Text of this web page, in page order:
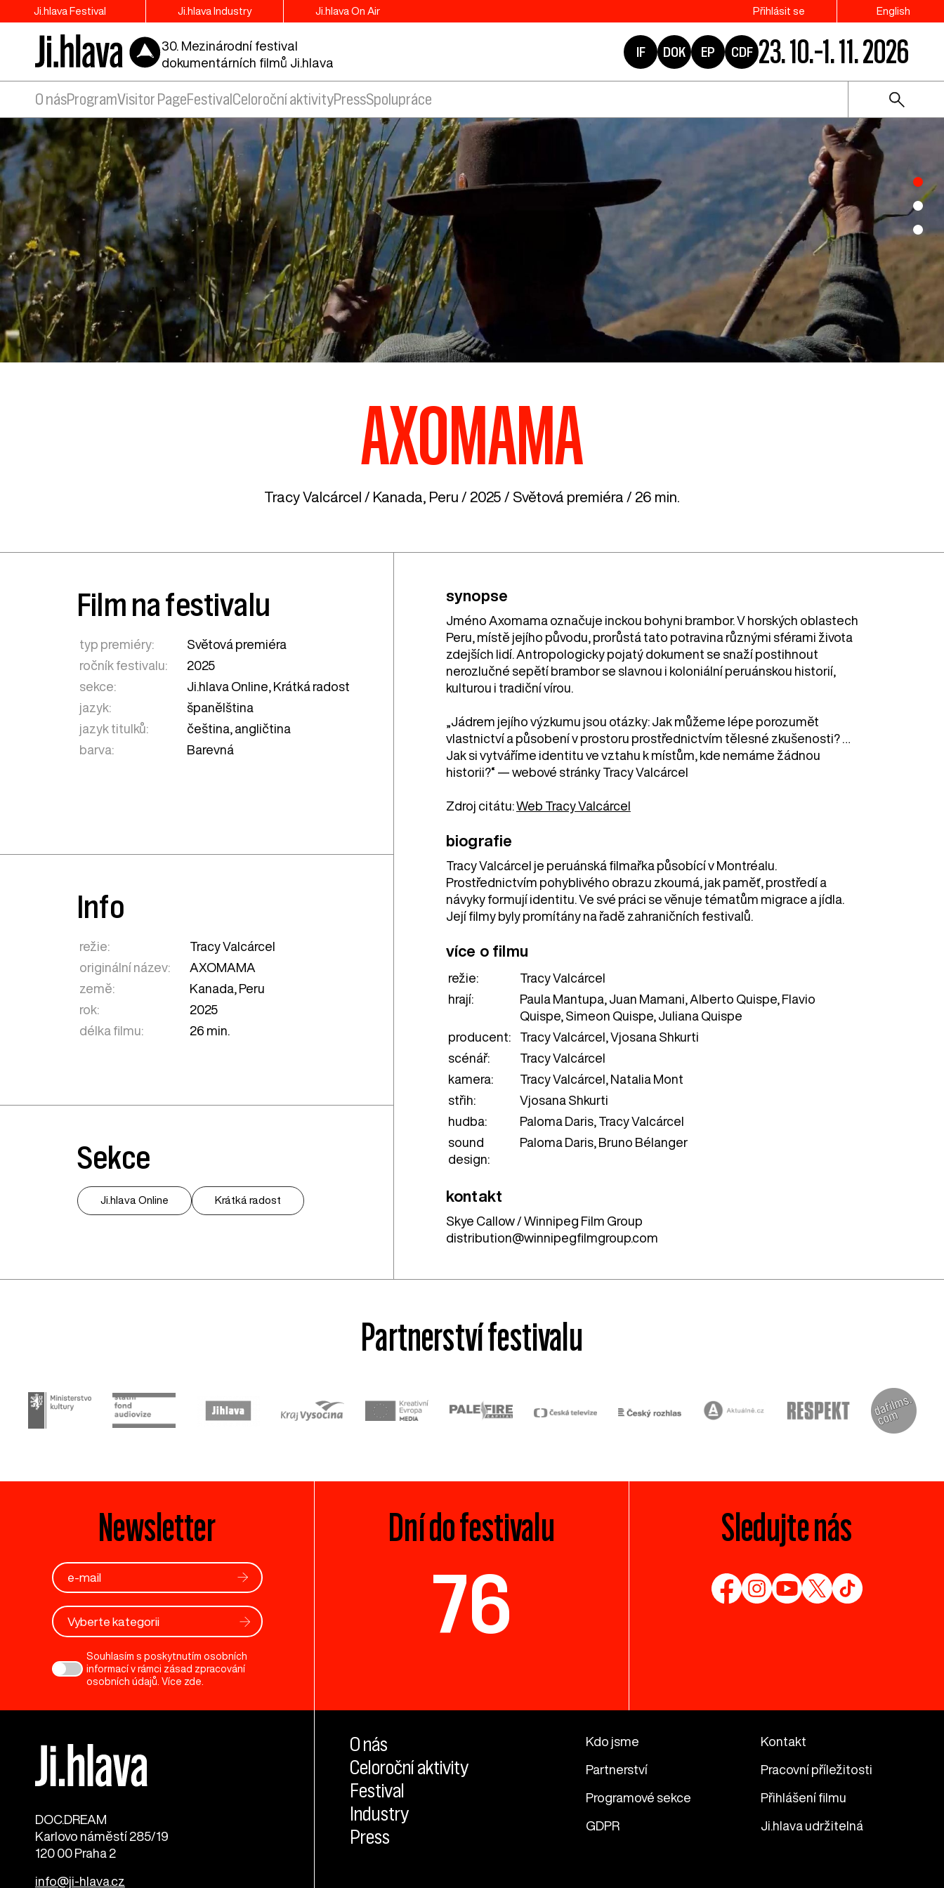
Ji.hlava Festival Ji.hlava Industry Ji.hlava On Air Přihlásit se English
30. Mezinárodní festival
dokumentárních filmů Ji.hlava
IF DOK EP CDF 23. 10.–1. 11. 2026
O násProgramVisitor PageFestival Celoroční aktivityPressSpolupráce
AXOMAMA
Tracy Valcárcel / Kanada Peru / 2025 / Světová premiéra / 26 min.
synopse
Jméno Axomama označuje inckou bohyni brambor. V horských oblastech
Peru, místě jejího původu, prorůstá tato potravina různými sférami života
zdejších lidí. Antropologicky pojatý dokument se snaží postihnout
nerozlučné sepětí brambor se slavnou i koloniální peruánskou historií,
kulturou i tradiční vírou.
„Jádrem jejího výzkumu jsou otázky: Jak můžeme lépe porozumět
vlastnictví a působení v prostoru prostřednictvím tělesné zkušenosti? …
Jak si vytváříme identitu ve vztahu k místům, kde nemáme žádnou
historii?“ — webové stránky Tracy Valcárcel
Zdroj citátu:Web Tracy Valcárcel
biografie
Tracy Valcárcel je peruánská filmařka působící v Montréalu.
Prostřednictvím pohyblivého obrazu zkoumá, jak paměť, prostředí a
návyky formují identitu. Ve své práci se věnuje tématům migrace a jídla.
Její filmy byly promítány na řadě zahraničních festivalů.
více o filmu
režie:
Tracy Valcárcel
hrají:
Paula Mantupa, Juan Mamani, Alberto Quispe, Flavio
Quispe, Simeon Quispe, Juliana Quispe
producent:
Tracy Valcárcel, Vjosana Shkurti
scénář:
Tracy Valcárcel
kamera:
Tracy Valcárcel, Natalia Mont
střih:
Vjosana Shkurti
hudba:
Paloma Daris, Tracy Valcárcel
sound
design:
Paloma Daris, Bruno Bélanger
kontakt
Skye Callow / Winnipeg Film Group
distribution@winnipegfilmgroup.com
Film na festivalu
typ premiéry:
Světová premiéra
ročník festivalu:
2025
sekce:
Ji.hlava Online Krátká radost
jazyk:
španělština
jazyk titulků:
čeština, angličtina
barva:
Barevná
Info
režie:
Tracy Valcárcel
originální název:
AXOMAMA
země:
Kanada Peru
rok:
2025
délka filmu:
26 min.
Sekce
Ji.hlava Online Krátká radost
Partnerství festivalu
Newsletter
Vyberte kategorii
Souhlasím s poskytnutím osobních
informací v rámci zásad zpracování
osobních údajů. Více zde
Dní do festivalu
76
Sledujte nás
DOC.DREAM​
Karlovo náměstí 285/19
120 00 Praha 2
info@ji-hlava.cz
O nás
Celoroční aktivity
Festival
Industry
Press
Kdo jsme Kontakt
Partnerství Pracovní příležitosti
Programové sekce Přihlášení filmu
GDPR Ji.hlava udržitelná